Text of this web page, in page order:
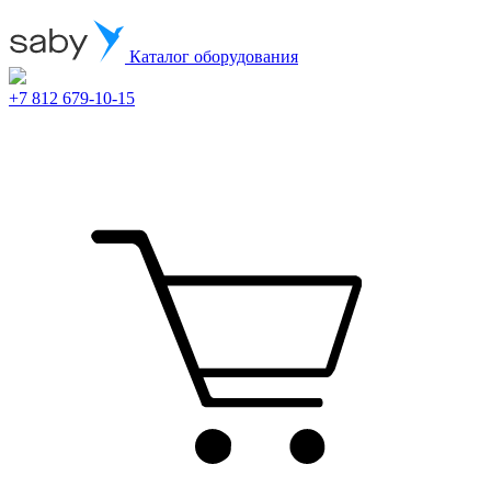
Каталог оборудования
+7 812 679-10-15